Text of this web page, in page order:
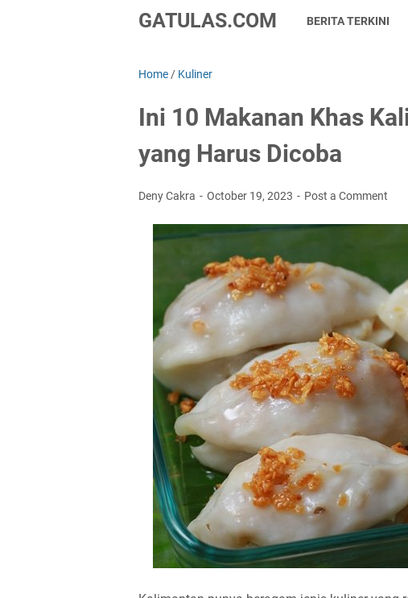
GATULAS.COM BERITA TERKINI
Home / Kuliner
Ini 10 Makanan Khas
yang Harus Dicoba
Deny Cakra October 19, 2023 Post a Comment